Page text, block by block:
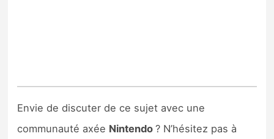
Envie de discuter de ce sujet avec une
communauté axée Nintendo? N’hésitez pas à